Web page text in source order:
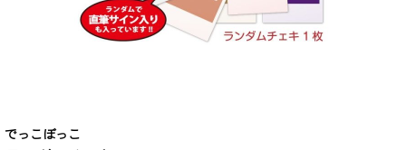
でっこぼっこ